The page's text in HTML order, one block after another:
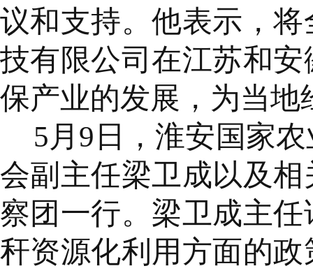
议和支持。他表示，
技有限公司在江苏和
保产业的发展，为当
5月9日，淮安国家
会副主任梁卫成以及
察团一行。梁卫成主
秆资源化利用方面的